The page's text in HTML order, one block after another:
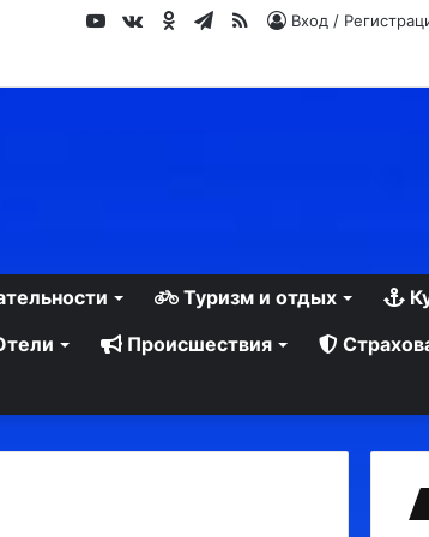
Вход /
RSS
Telegram
Одноклассники
vk.com
YouTube
Туризм и отдых
Происшествия